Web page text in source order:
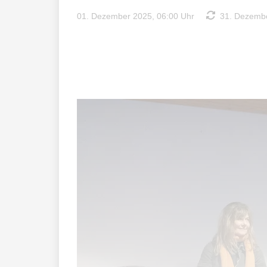
01. Dezember 2025, 06:00 Uhr 31.